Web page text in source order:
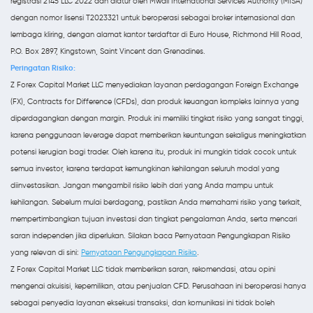
dengan nomor lisensi T2023321 untuk beroperasi sebagai broker internasional dan
lembaga kliring, dengan alamat kantor terdaftar di Euro House, Richmond Hill Road,
P.O. Box 2897, Kingstown, Saint Vincent dan Grenadines.
Peringatan Risiko:
Z Forex Capital Market LLC menyediakan layanan perdagangan Foreign Exchange
(FX), Contracts for Difference (CFDs), dan produk keuangan kompleks lainnya yang
diperdagangkan dengan margin. Produk ini memiliki tingkat risiko yang sangat tinggi,
karena penggunaan leverage dapat memberikan keuntungan sekaligus meningkatkan
potensi kerugian bagi trader. Oleh karena itu, produk ini mungkin tidak cocok untuk
semua investor, karena terdapat kemungkinan kehilangan seluruh modal yang
diinvestasikan. Jangan mengambil risiko lebih dari yang Anda mampu untuk
kehilangan. Sebelum mulai berdagang, pastikan Anda memahami risiko yang terkait,
mempertimbangkan tujuan investasi dan tingkat pengalaman Anda, serta mencari
saran independen jika diperlukan. Silakan baca Pernyataan Pengungkapan Risiko
yang relevan di sini: Pernyataan Pengungkapan Risiko.
Z Forex Capital Market LLC tidak memberikan saran, rekomendasi, atau opini
mengenai akuisisi, kepemilikan, atau penjualan CFD. Perusahaan ini beroperasi hanya
sebagai penyedia layanan eksekusi transaksi, dan komunikasi ini tidak boleh